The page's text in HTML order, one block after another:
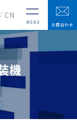
MENU
CN
お問合わせ
機